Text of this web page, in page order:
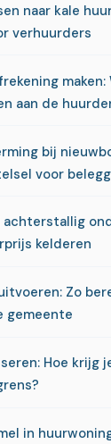
naar kale
verhuurders
maken:
aan de
bij
voor
kelderen
Zo
gemeente
Hoe krijg
in